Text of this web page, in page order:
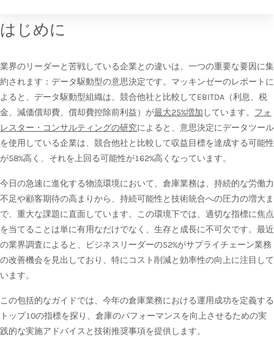
はじめに
業界のリーダーと苦戦している企業との違いは、一つの重要な要因に集
約されます：データ駆動型の意思決定です。マッキンゼーのレポートに
よると、データ駆動型組織は、競合他社と比較してEBITDA（利息、税
金、減価償却費、償却費控除前利益）が最大25%増加 しています。 フォ
レスター・コンサルティングの研究によると、意思決定にデータツール
を使用している企業は、競合他社と比較して収益目標を達成する可能性
が58%高く、それを上回る可能性が162%高くなっています。
今日の急速に進化する物流環境において、倉庫業務は、持続的な労働力
不足や顧客期待の高まりから、持続可能性と技術統合への圧力の増大ま
で、重大な課題に直面しています。この環境下では、適切な指標に焦点
を当てることは単に有用なだけでなく、生存と成長に不可欠です。最近
の業界調査によると、ビジネスリーダーの52%がサプライチェーン業務
の改善機会を見出しており、特にコスト削減と効率性の向上に注目して
います。
この包括的なガイドでは、今年の倉庫業務における運用成功を定義する
トップ10の指標を探り、倉庫のパフォーマンスを向上させるための実
践的な実施アドバイスと技術推奨事項を提供します。